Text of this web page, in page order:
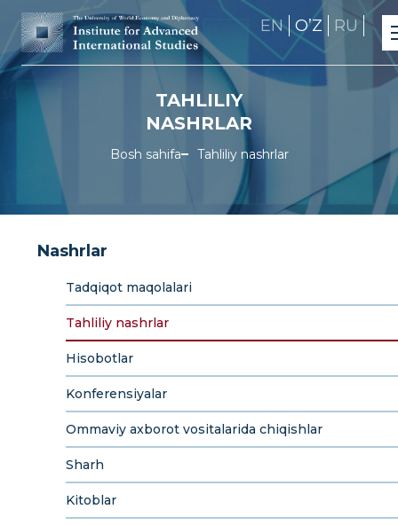
EN OʼZ RU
TAHLILIY
NASHRLAR
Bosh sahifa Tahliliy nashrlar
Nashrlar
Tadqiqot maqolalari
Tahliliy nashrlar
Hisobotlar
Konferensiyalar
Ommaviy axborot vositalarida chiqishlar
Sharh
Kitoblar